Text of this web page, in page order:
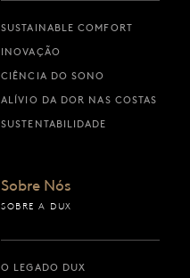
SUSTAINABLE COMFORT
INOVAÇÃO
CIÊNCIA DO SONO
ALÍVIO DA DOR NAS COSTAS
SUSTENTABILIDADE
Sobre Nós
SOBRE A DUX
O LEGADO DUX